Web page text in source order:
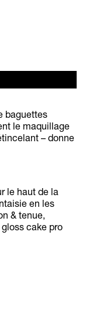
baguettes
le maquillage
– donne
le haut de la
en les
& tenue,
cake pro